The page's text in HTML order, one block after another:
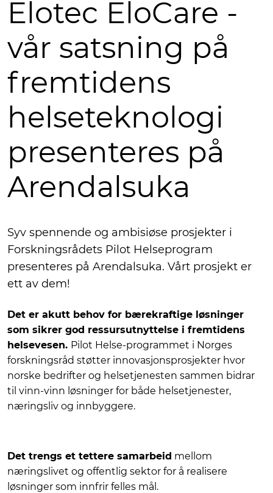
Syv spennende og ambisiøse prosjekter i
Forskningsrådets Pilot Helseprogram
presenteres på Arendalsuka. Vårt prosjekt er
ett av dem!
Elotec EloCare -
vår satsning på
fremtidens
helseteknologi
presenteres på
Arendalsuka
Det er akutt behov for bærekraftige løsninger
som sikrer god ressursutnyttelse i fremtidens
helsevesen. Pilot Helse-programmet i Norges
forskningsråd støtter innovasjonsprosjekter hvor
norske bedrifter og helsetjenesten sammen bidrar
til vinn-vinn løsninger for både helsetjenester,
næringsliv og innbyggere.
Det trengs et tettere samarbeid mellom
næringslivet og offentlig sektor for å realisere
løsninger som innfrir felles mål.